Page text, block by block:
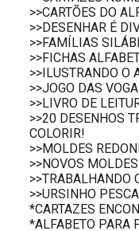
>>CARTÕES DO
>>DESENHAR É
>>FAMÍLIAS
>>FICHAS
>>ILUSTRANDO O
>>JOGO DAS
>>LIVRO DE
>>20 DESENHOS
COLORIR!
>>MOLDES
>>NOVOS
>>TRABALHANDO
>>URSINHO
*CARTAZES
*ALFABETO PARA